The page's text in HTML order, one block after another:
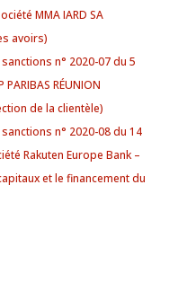
MMA IARD SA
avoirs)
n° 2020-07 du 5
RÉUNION
de la clientèle)
n° 2020-08 du 14
Rakuten Europe Bank –
et le financement du